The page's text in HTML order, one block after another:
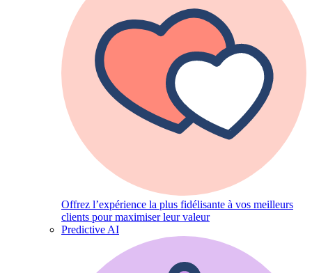
Offrez l’expérience la plus fidélisante à vos meilleurs
clients pour maximiser leur valeur
Predictive AI